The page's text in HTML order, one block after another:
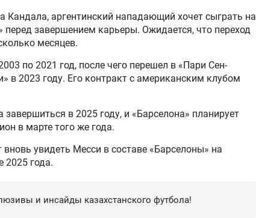
аргентинский нападающий хочет сыграть на
завершением карьеры. Ожидается, что переход
месяцев.
по 2021 год, после чего перешел в «Пари Сен-
в 2023 году. Его контракт с американским клубом
в 2025 году, и «Барселона» планирует
в марте того же года.
увидеть Месси в составе «Барселоны» на
2025 года.
и инсайды казахстанского футбола!